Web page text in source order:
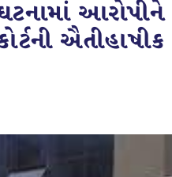
આરોપીને
ઐતીહાષીક